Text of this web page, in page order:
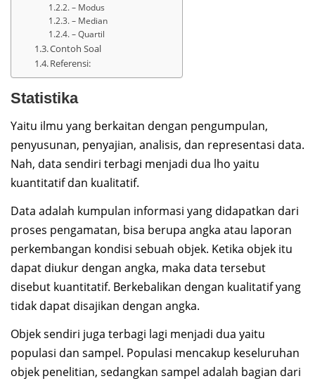
– Modus
– Median
– Quartil
Contoh Soal
Referensi:
Statistika
Yaitu ilmu yang berkaitan dengan pengumpulan,
penyusunan, penyajian, analisis, dan representasi data.
Nah, data sendiri terbagi menjadi dua lho yaitu
kuantitatif dan kualitatif.
Data adalah kumpulan informasi yang didapatkan dari
proses pengamatan, bisa berupa angka atau laporan
perkembangan kondisi sebuah objek. Ketika objek itu
dapat diukur dengan angka, maka data tersebut
disebut kuantitatif. Berkebalikan dengan kualitatif yang
tidak dapat disajikan dengan angka.
Objek sendiri juga terbagi lagi menjadi dua yaitu
populasi dan sampel. Populasi mencakup keseluruhan
objek penelitian, sedangkan sampel adalah bagian dari